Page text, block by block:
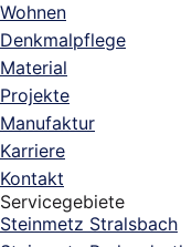
Wohnen
Denkmalpflege
Material
Projekte
Manufaktur
Karriere
Kontakt
Servicegebiete
Steinmetz Stralsbach